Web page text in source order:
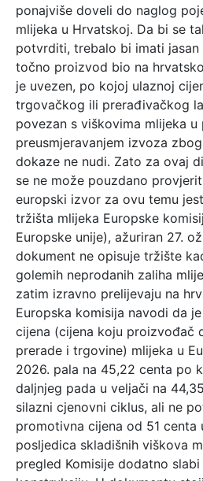
ponajviše doveli do naglog
mlijeka u Hrvatskoj. Da bi se
potvrditi, trebalo bi imati
točno proizvod bio na
je uvezen, po kojoj ulaznoj
trgovačkog ili prerađivačkog
povezan s viškovima mlijeka u
preusmjeravanjem izvoza
dokaze ne nudi. Zato za ovaj
se ne može pouzdano
europski izvor za ovu temu
tržišta mlijeka Europske
Europske unije), ažuriran 27.
dokument ne opisuje tržište
golemih neprodanih zaliha
zatim izravno prelijevaju na
Europska komisija navodi da
cijena (cijena koju proizvođač
prerade i trgovine) mlijeka u
2026. pala na 45,22 centa po
daljnjeg pada u veljači na
silazni cjenovni ciklus, ali ne
promotivna cijena od 51 centa
posljedica skladišnih viškova
pregled Komisije dodatno